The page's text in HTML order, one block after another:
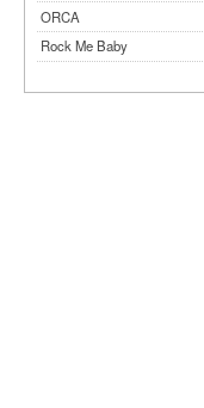
ORCA
Rock Me Baby